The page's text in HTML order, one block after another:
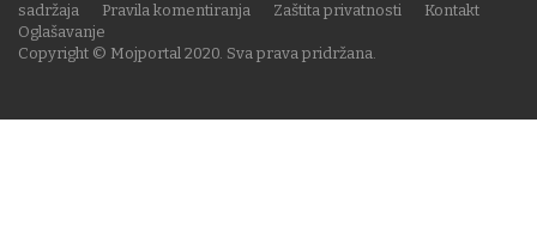
Copyright © Mojportal 2020. Sva prava pridržana.
sadržaja
Pravila komentiranja Zaštita privatnosti
Kontakt
Oglašavanje